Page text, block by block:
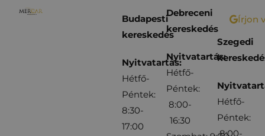
Budapesti
kereskedés
Nyitvatartás:
Hétfő-
Péntek:
8:30-
17:00
Debreceni
kereskedés
Nyitvatartás:
Hétfő-
Péntek:
8:00-
16:30
Írjon
Szegedi
Hétfő-
Péntek:
8:00-